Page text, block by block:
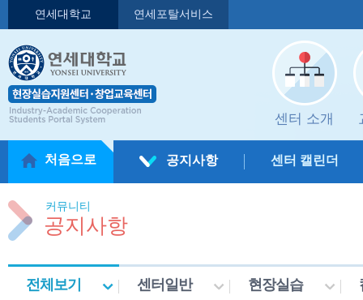
연세대학교 연세포탈서비스
센터 소개
처음으로 공지사항 센터 캘린더
커뮤니티
공지사항
전체보기 센터일반 현장실습